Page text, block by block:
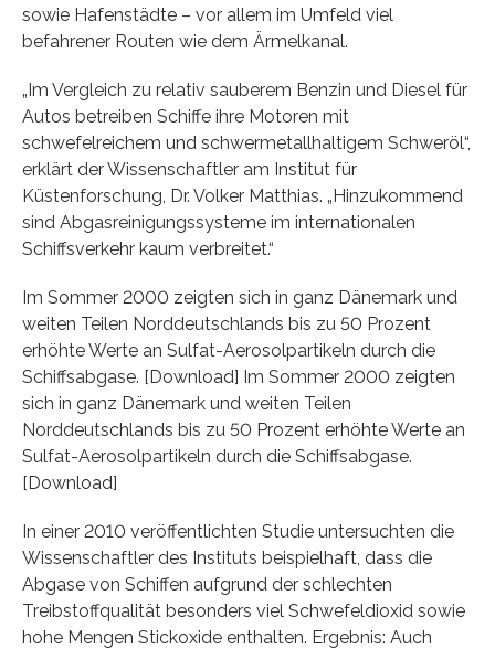
sowie Hafenstädte – vor allem im Umfeld viel
befahrener Routen wie dem Ärmelkanal.
„Im Vergleich zu relativ sauberem Benzin und Diesel für
Autos betreiben Schiffe ihre Motoren mit
schwefelreichem und schwermetallhaltigem Schweröl“,
erklärt der Wissenschaftler am Institut für
Küstenforschung, Dr. Volker Matthias. „Hinzukommend
sind Abgasreinigungssysteme im internationalen
Schiffsverkehr kaum verbreitet.“
Im Sommer 2000 zeigten sich in ganz Dänemark und
weiten Teilen Norddeutschlands bis zu 50 Prozent
erhöhte Werte an Sulfat-Aerosolpartikeln durch die
Schiffsabgase. [Download] Im Sommer 2000 zeigten
sich in ganz Dänemark und weiten Teilen
Norddeutschlands bis zu 50 Prozent erhöhte Werte an
Sulfat-Aerosolpartikeln durch die Schiffsabgase.
[Download]
In einer 2010 veröffentlichten Studie untersuchten die
Wissenschaftler des Instituts beispielhaft, dass die
Abgase von Schiffen aufgrund der schlechten
Treibstoffqualität besonders viel Schwefeldioxid sowie
hohe Mengen Stickoxide enthalten. Ergebnis: Auch